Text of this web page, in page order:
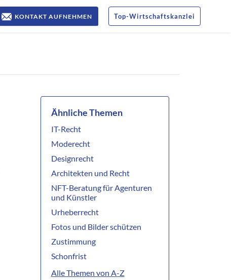
Top-Wirtschaftskanzlei
KONTAKT AUFNEHMEN
Ähnliche Themen
IT-Recht
Moderecht
Designrecht
Architekten und Recht
NFT-Beratung für Agenturen
und Künstler
Urheberrecht
Fotos und Bilder schützen
Zustimmung
Schonfrist
Alle Themen von A-Z